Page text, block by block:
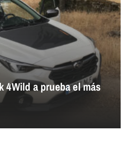
4Wild a prueba el más